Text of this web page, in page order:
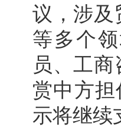
议，涉及
等多个
员、工
赏中方
示将继续